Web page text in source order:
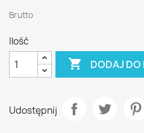
Brutto
Ilość
 DODAJ
Udostępnij